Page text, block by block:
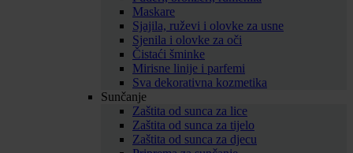
Maskare
Sjajila, ruževi i olovke za usne
Sjenila i olovke za oči
Čistaći šminke
Mirisne linije i parfemi
Sva dekorativna kozmetika
Sunčanje
Zaštita od sunca za lice
Zaštita od sunca za tijelo
Zaštita od sunca za djecu